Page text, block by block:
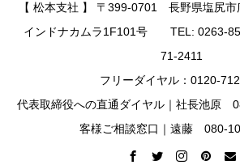
【 松本支社 】 〒399-0701 長野県塩尻市
インドナカムラ1F101号 TEL: 0263-
71-2411
フリーダイヤル：0120-
代表取締役への直通ダイヤル｜社長池
客様ご相談窓口｜遠藤 080-